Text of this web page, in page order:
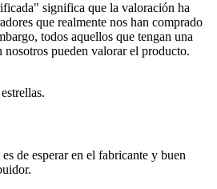
significa que la valoración ha
que realmente nos han comprado
todos aquellos que tengan una
nosotros pueden valorar el producto.
de esperar en el fabricante y buen